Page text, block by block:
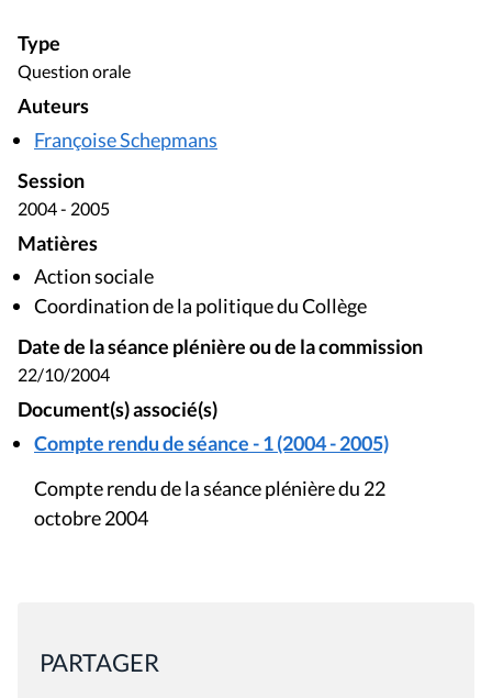
Type
Question orale
Auteurs
Françoise Schepmans
Session
2004 - 2005
Matières
Action sociale
Coordination de la politique du Collège
Date de la séance plénière ou de la commission
22/10/2004
Document(s) associé(s)
Compte rendu de séance - 1 (2004 - 2005)
Compte rendu de la séance plénière du 22
octobre 2004
PARTAGER